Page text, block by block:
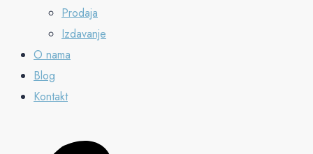
Prodaja
Izdavanje
O nama
Blog
Kontakt